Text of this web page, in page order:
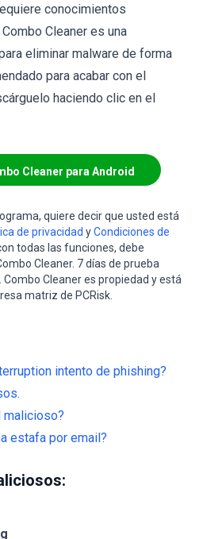
conocimientos
Cleaner es una
eliminar malware de forma
para acabar con el
haciendo clic en el
Cleaner para Android
quiere decir que usted está
de privacidad yCondiciones de
todas las funciones, debe
Cleaner. 7 días de prueba
Cleaner es propiedad y está
matriz de PCRisk.
intento de phishing?
malicioso?
estafa por email?